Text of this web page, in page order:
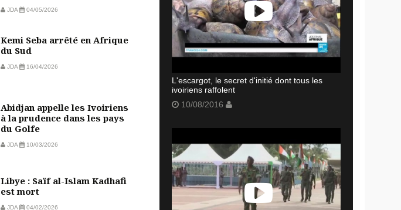
JDA 04/05/2026
Kemi Seba arrêté en Afrique
du Sud
JDA 16/04/2026
Abidjan appelle les Ivoiriens
à la prudence dans les pays
du Golfe
JDA 10/03/2026
Libye : Saïf al-Islam Kadhafi
est mort
JDA 04/02/2026
L'escargot, le secret d'initié dont tous les
ivoiriens raffolent
10/08/2016